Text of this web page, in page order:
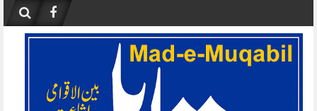
content